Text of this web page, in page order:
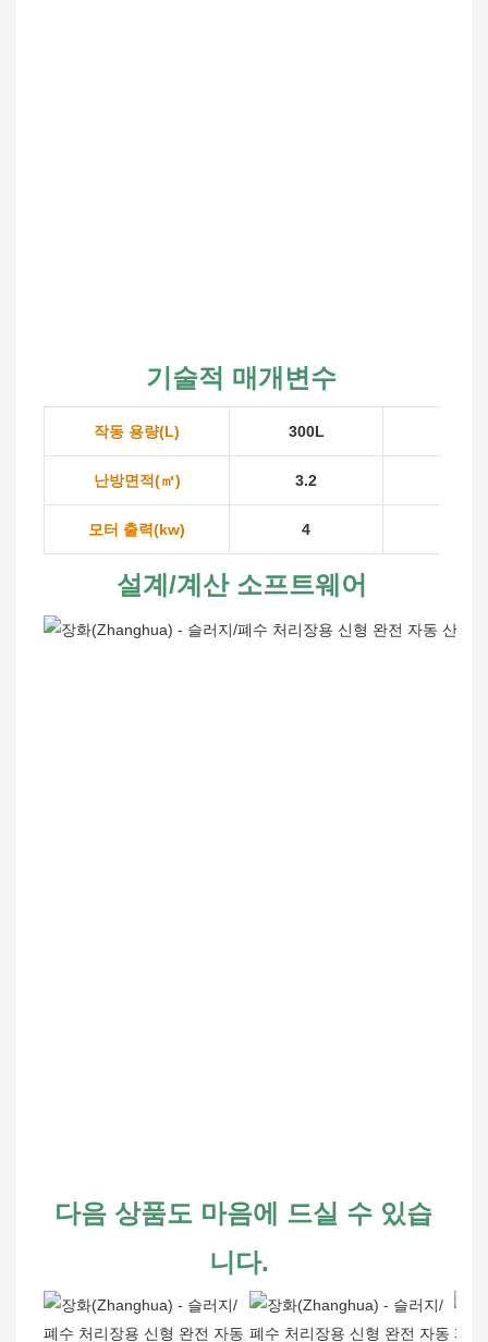
기술적 매개변수
작동 용량(L) 300L
난방면적(㎡) 3.2
모터 출력(kw) 4
설계/계산 소프트웨어
다음 상품도 마음에 드실 수 있습
니다.